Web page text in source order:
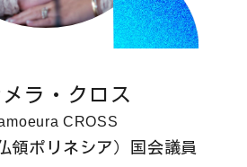
メラ・クロス
CROSS
領ポリネシア）国会議員